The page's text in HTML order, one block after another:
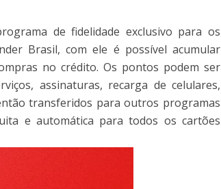
de fidelidade exclusivo para os
Brasil, com ele é possível acumular
no crédito. Os pontos podem ser
assinaturas, recarga de celulares,
transferidos para outros programas
e automática para todos os cartões